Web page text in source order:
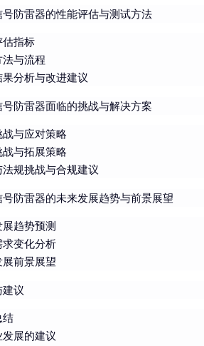
防雷器的性能评估与测试方法
估指标
与流程
分析与改进建议
防雷器面临的挑战与解决方案
战与应对策略
战与拓展策略
规挑战与合规建议
号防雷器的未来发展趋势与前景展望
趋势预测
求变化分析
前景展望
建议
结
展的建议